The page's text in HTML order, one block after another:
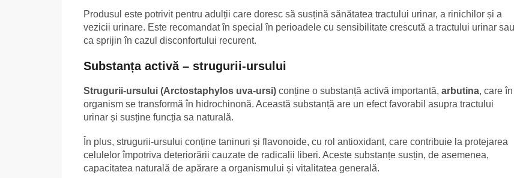
Produsul este potrivit pentru adulții care doresc să susțină sănătatea tractului urinar, a rinichilor și a
vezicii urinare. Este recomandat în special în perioadele cu sensibilitate crescută a tractului urinar sau
ca sprijin în cazul disconfortului recurent.
Substanța activă – strugurii-ursului
Strugurii-ursului (Arctostaphylos uva-ursi) conține o substanță activă importantă, arbutina, care în
organism se transformă în hidrochinonă. Această substanță are un efect favorabil asupra tractului
urinar și susține funcția sa naturală.
În plus, strugurii-ursului conține taninuri și flavonoide, cu rol antioxidant, care contribuie la protejarea
celulelor împotriva deteriorării cauzate de radicalii liberi. Aceste substanțe susțin, de asemenea,
capacitatea naturală de apărare a organismului și vitalitatea generală.